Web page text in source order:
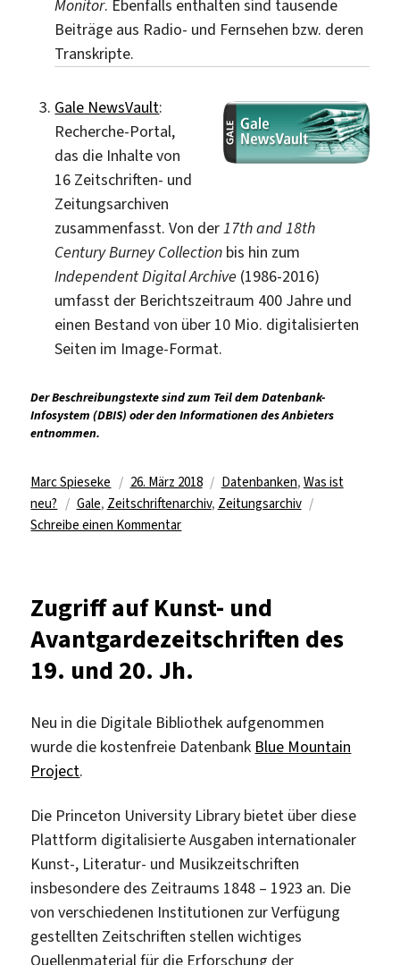
Monitor. Ebenfalls enthalten sind tausende
Beiträge aus Radio- und Fernsehen bzw. deren
Transkripte.
Gale NewsVault:
Recherche-Portal,
das die Inhalte von
16 Zeitschriften- und
Zeitungsarchiven
zusammenfasst. Von der17th and 18th
Century Burney Collection bis hin zum
Independent Digital Archive (1986-2016)
umfasst der Berichtszeitraum 400 Jahre und
einen Bestand von über 10 Mio. digitalisierten
Seiten im Image-Format.
Der Beschreibungstexte sind zum Teil dem Datenbank-
Infosystem (DBIS) oder den Informationen des Anbieters
entnommen.
Autor
Marc Spieseke
Veröffentlicht
am
26. März 2018 Kategorien
Datenbanken, Was ist
neu?
Schlagwörter
Gale, Zeitschriftenarchiv, Zeitungsarchiv
Schreibe einen Kommentarzu
Gale
Zugriff auf Kunst- und
Avantgardezeitschriften des
19. und 20. Jh.
Neu in die Digitale Bibliothek aufgenommen
wurde die kostenfreie Datenbank Blue Mountain
Project.
Die Princeton University Library bietet über diese
Plattform digitalisierte Ausgaben internationaler
Kunst-, Literatur- und Musikzeitschriften
insbesondere des Zeitraums 1848 – 1923 an. Die
von verschiedenen Institutionen zur Verfügung
gestellten Zeitschriften stellen wichtiges
Quellenmaterial für die Erforschung der